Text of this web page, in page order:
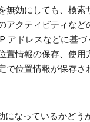
無効にしても、検索
アクティビティなど
アドレスなどに基づ
置情報の保存、使用
で位置情報が保存さ
になっているかどう